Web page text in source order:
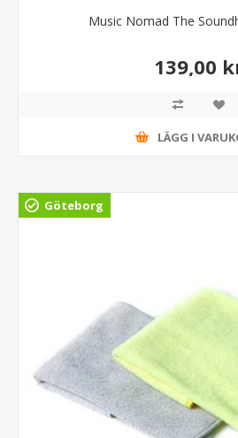
Music Nomad The
139,00
LÄGG I
Göteborg